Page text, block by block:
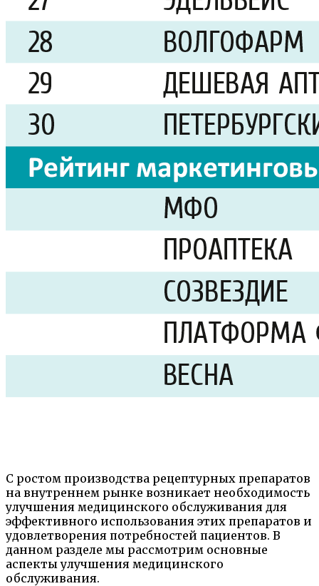
С ростом производства рецептурных препаратов
на внутреннем рынке возникает необходимость
улучшения медицинского обслуживания для
эффективного использования этих препаратов и
удовлетворения потребностей пациентов. В
данном разделе мы рассмотрим основные
аспекты улучшения медицинского
обслуживания.